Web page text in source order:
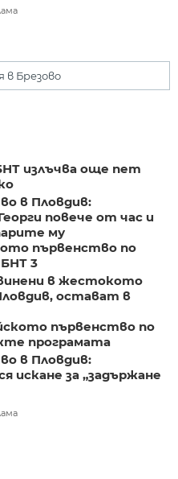
в Брезово
излъчва още пет
в Пловдив:
повече от час и
му
първенство по
3
в жестокото
остават в
първенство по
програмата
в Пловдив:
искане за „задържане